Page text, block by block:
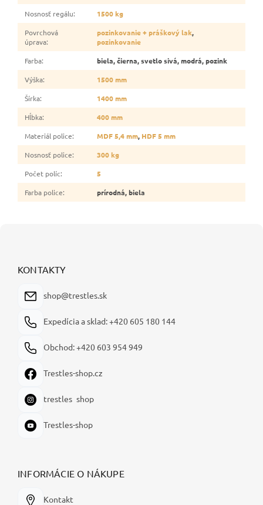
Nosnosť regálu:
1500 kg
Povrchová
úprava:
pozinkovanie + práškový lak,
pozinkovanie
Farba:
biela, čierna, svetlo sivá, modrá, pozink
Výška:
1500 mm
Šírka:
1400 mm
Hĺbka:
400 mm
Materiál police: MDF 5,4 mm, HDF 5 mm
Nosnosť police:
300 kg
Počet políc:
5
Farba police: prírodná, biela
KONTAKTY
shop@trestles.sk
Expedícia a sklad: +420 605 180 144
Obchod: +420 603 954 949
Trestles-shop.cz
trestles_shop
Trestles-shop
INFORMÁCIE O NÁKUPE
Kontakt